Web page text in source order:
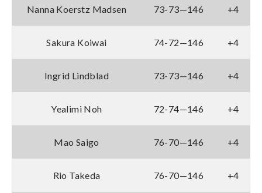
Nanna Koerstz Madsen 73-73—146 +4
Sakura Koiwai 74-72—146 +4
Ingrid Lindblad 73-73—146 +4
Yealimi Noh 72-74—146 +4
Mao Saigo 76-70—146 +4
Rio Takeda 76-70—146 +4